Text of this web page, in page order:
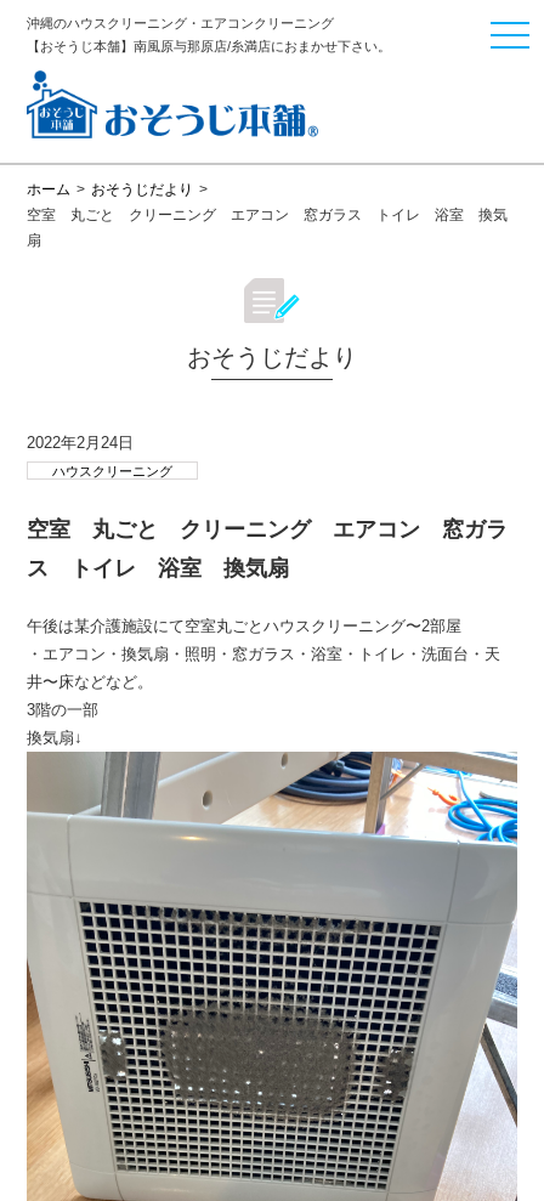
沖縄のハウスクリーニング・エアコンクリーニング
【おそうじ本舗】南風原与那原店/糸満店におまかせ下さい。
ホーム > おそうじだより
>
空室 丸ごと クリーニング エアコン 窓ガラス トイレ 浴室 換気
扇
おそうじだより
2022年2月24日
ハウスクリーニング
空室 丸ごと クリーニング エアコン 窓ガラ
ス トイレ 浴室 換気扇
午後は某介護施設にて空室丸ごとハウスクリーニング〜2部屋
・エアコン・換気扇・照明・窓ガラス・浴室・トイレ・洗面台・天
井〜床などなど。
3階の一部
換気扇↓